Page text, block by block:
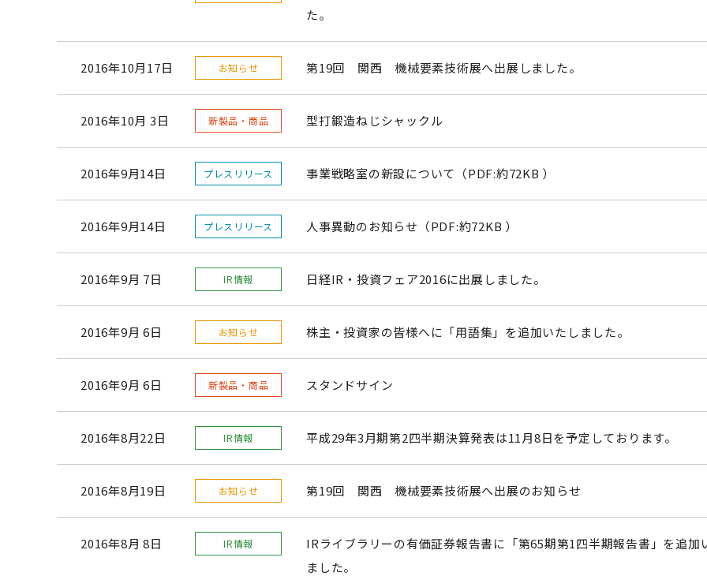
た。
2016年10月17日 お知らせ 第19回 関西 機械要素技術展へ出展しました。
2016年10月 3日 新製品・商品 型打鍛造ねじシャックル
2016年9月14日 プレスリリース 事業戦略室の新設について（PDF:約72KB ）
2016年9月14日 プレスリリース 人事異動のお知らせ（PDF:約72KB ）
2016年9月 7日 IR情報 日経IR・投資フェア2016に出展しました。
2016年9月 6日 お知らせ 株主・投資家の皆様へに「用語集」を追加いたしました。
2016年9月 6日 新製品・商品 スタンドサイン
2016年8月22日 IR情報 平成29年3月期第2四半期決算発表は11月8日を予定しております。
2016年8月19日 お知らせ 第19回 関西 機械要素技術展へ出展のお知らせ
2016年8月 8日 IR情報
IRライブラリーの有価証券報告書に「第65期第1四半期報告書」を追加
ました。